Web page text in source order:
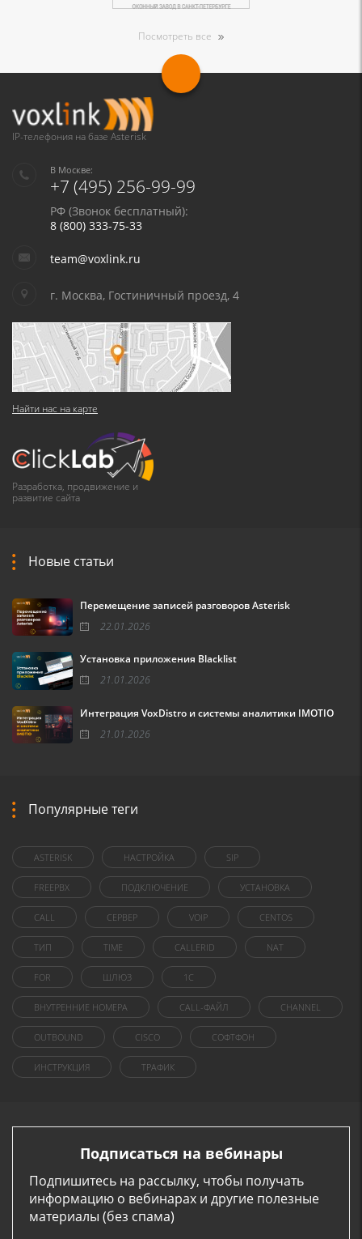
Посмотреть все
IP-телефония на базе Asterisk
В Москве:
+7 (495) 256-99-99
РФ (Звонок бесплатный):
8 (800) 333-75-33
team@voxlink.ru
г. Москва, Гостиничный проезд, 4
Найти нас на карте
Разработка, продвижение и
развитие сайта
Новые статьи
Перемещение записей разговоров Asterisk
22.01.2026
Установка приложения Blacklist
21.01.2026
Интеграция VoxDistro и системы аналитики IMOTIO
21.01.2026
Популярные теги
ASTERISK НАСТРОЙКА SIP
FREEPBX ПОДКЛЮЧЕНИЕ УСТАНОВКА
CALL СЕРВЕР VOIP CENTOS
ТИП TIME CALLERID NAT
FOR ШЛЮЗ 1C
ВНУТРЕННИЕ НОМЕРА CALL-ФАЙЛ CHANNEL
OUTBOUND CISCO СОФТФОН
ИНСТРУКЦИЯ ТРАФИК
Подписаться на вебинары
Подпишитесь на рассылку, чтобы получать
информацию о вебинарах и другие полезные
материалы (без спама)